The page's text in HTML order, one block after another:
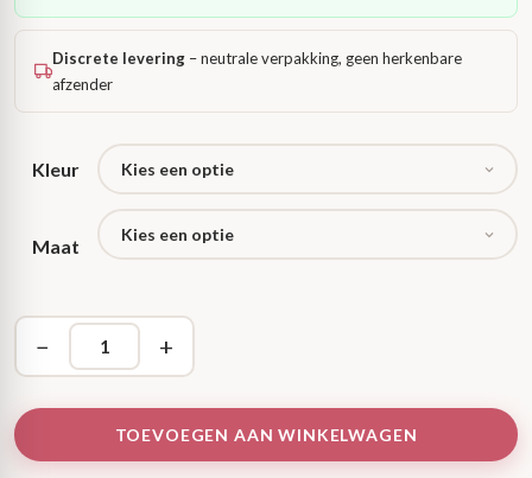
Discrete levering – neutrale verpakking, geen herkenbare
afzender
Kleur
Maat
− +
TOEVOEGEN AAN WINKELWAGEN